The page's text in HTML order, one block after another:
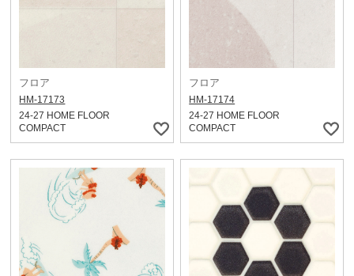
フロア
HM-17173
24-27 HOME FLOOR
COMPACT
フロア
HM-17174
24-27 HOME FLOOR
COMPACT